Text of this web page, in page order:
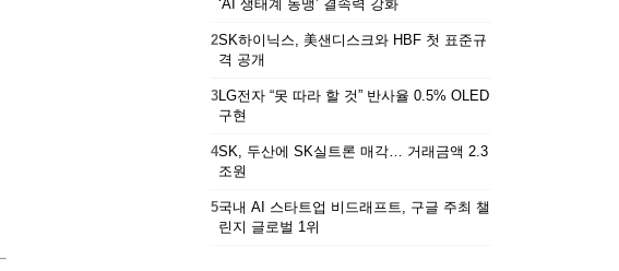
‘AI 생태계 동맹’ 결속력 강화
2SK하이닉스, 美샌디스크와 HBF 첫 표준규
격 공개
3LG전자 “못 따라 할 것” 반사율 0.5% OLED
구현
4SK, 두산에 SK실트론 매각… 거래금액 2.3
조원
5국내 AI 스타트업 비드래프트, 구글 주최 챌
린지 글로벌 1위